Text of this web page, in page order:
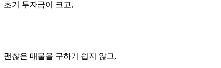
초기 투자금이 크고,
괜찮은 매물을 구하기 쉽지 않고,